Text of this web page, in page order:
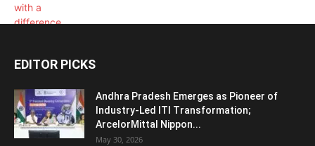
EDITOR PICKS
Andhra Pradesh Emerges as Pioneer of
Industry-Led ITI Transformation;
ArcelorMittal Nippon...
May 30, 2026